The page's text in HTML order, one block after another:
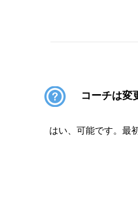
コーチは変
はい、可能です。最